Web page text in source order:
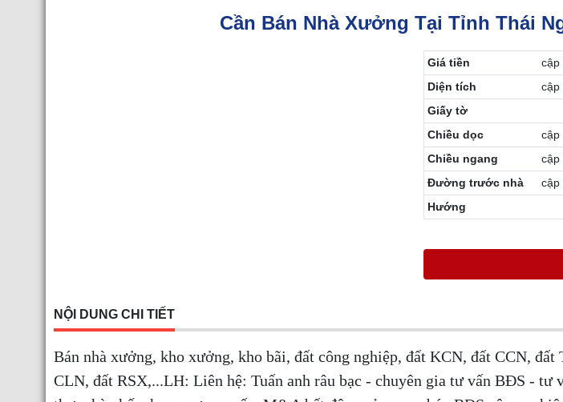
Cần Bán Nhà Xưởng Tại Tỉnh Thái
Giá tiền
cập
Diện tích
cập
Giấy tờ
Chiều dọc
cập
Chiều ngang
cập
Đường trước nhà
cập
Hướng
NỘI DUNG CHI TIẾT
Bán nhà xưởng, kho xưởng, kho bãi, đất công nghiệp, đất KCN, đất CCN,
CLN, đất RSX,...LH: Liên hệ: Tuấn anh râu bạc - chuyên gia tư vấn BĐS - tư